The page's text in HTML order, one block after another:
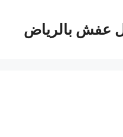
عفش بالرياض